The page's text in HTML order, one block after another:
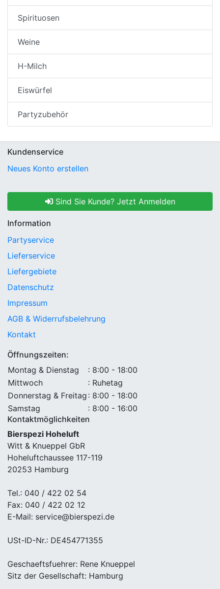
Spirituosen
Weine
H-Milch
Eiswürfel
Partyzubehör
Kundenservice
Neues Konto erstellen
Sind Sie Kunde? Jetzt Anmelden
Information
Partyservice
Lieferservice
Liefergebiete
Datenschutz
Impressum
AGB & Widerrufsbelehrung
Kontakt
Öffnungszeiten:
Montag & Dienstag
: 8:00 - 18:00
Mittwoch
: Ruhetag
Donnerstag & Freitag : 8:00 - 18:00
Samstag
: 8:00 - 16:00
Kontaktmöglichkeiten
Bierspezi Hoheluft
Witt & Knueppel GbR
Hoheluftchaussee 117-119
20253 Hamburg
Tel.: 040 / 422 02 54
Fax: 040 / 422 02 12
E-Mail: service@bierspezi.de
USt-ID-Nr.: DE454771355
Geschaeftsfuehrer: Rene Knueppel
Sitz der Gesellschaft: Hamburg